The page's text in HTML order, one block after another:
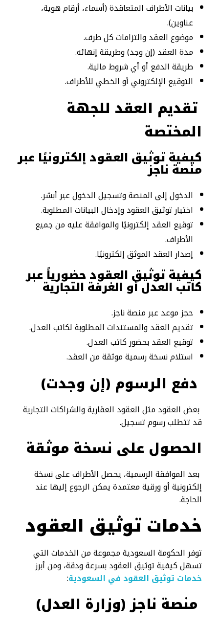
بيانات الأطراف المتعاقدة (أسماء، أرقام هوية،
عناوين).
موضوع العقد والتزامات كل طرف.
مدة العقد (إن وجد) وطريقة إنهائه.
طريقة الدفع أو أي شروط مالية.
التوقيع الإلكتروني أو الخطي للأطراف.
تقديم العقد للجهة
المختصة
كيفية توثيق العقود إلكترونيًا عبر
منصة ناجز
الدخول إلى المنصة وتسجيل الدخول عبر أبشر.
اختيار توثيق العقود وإدخال البيانات المطلوبة.
توقيع العقد إلكترونيًا والموافقة عليه من جميع
الأطراف.
إصدار العقد الموثق إلكترونيًا.
كيفية توثيق العقود حضورياً عبر
كاتب العدل أو الغرفة التجارية
حجز موعد عبر منصة ناجز.
تقديم العقد والمستندات المطلوبة لكاتب العدل.
توقيع العقد بحضور كاتب العدل.
استلام نسخة رسمية موثقة من العقد.
دفع الرسوم (إن وجدت)
بعض العقود مثل العقود العقارية والشراكات التجارية
قد تتطلب رسوم تسجيل.
الحصول على نسخة موثقة
بعد الموافقة الرسمية، يحصل الأطراف على نسخة
إلكترونية أو ورقية معتمدة يمكن الرجوع إليها عند
الحاجة.
خدمات توثيق العقود
توفر الحكومة السعودية مجموعة من الخدمات التي
تسهل كيفية توثيق العقود بسرعة ودقة، ومن أبرز
خدمات توثيق العقود في السعودية:
منصة ناجز (وزارة العدل)